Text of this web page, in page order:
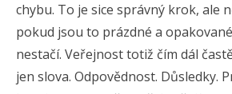
chybu. To je sice správný krok, ale
pokud jsou to prázdné a
nestačí. Veřejnost totiž čím dál
jen slova. Odpovědnost. Důsledky.